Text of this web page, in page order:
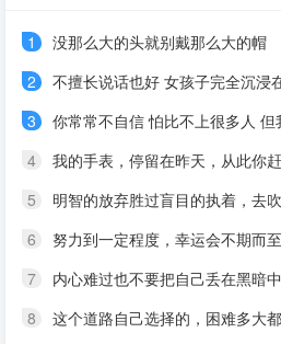
1
没那么大的头就别戴那么大的帽
2
不擅长说话也好 女孩子完全沉浸在自己喜欢的事情
3
你常常不自信 怕比不上很多人 但我觉得你就是最好的 怎么都好 我想告诉你 我对你的爱是
4
我的手表，停留在昨天，从此你
5
明智的放弃胜过盲目的执着，去吹吹风吧，能
6
努力到一定程度，幸运会不期而至
7
内心难过也不要把自己丢在黑暗中，无限放大自己的情绪。按时睡觉，好好吃饭，洗个热乎的澡，喝甜甜的奶茶。看看长河
8
这个道路自己选择的，困难多大